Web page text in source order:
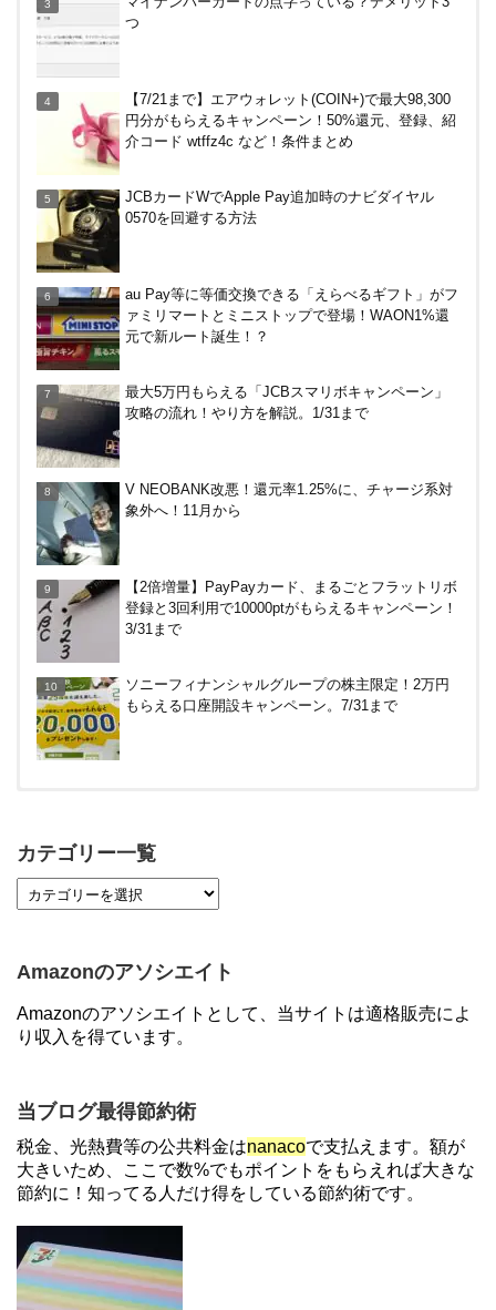
きを体験！使ってわかった便利さ
術を総ざらい
つ
で20％還元！
円分がもらえるキャンペーン！50%還元、登録、紹
介コード wtffz4c など！条件まとめ
～
つ
【7/21まで】エアウォレット(COIN+)で最大98,300
円分がもらえるキャンペーン！50%還元、登録、紹
介コード wtffz4c など！条件まとめ
JCBカードWでApple Pay追加時のナビダイヤル
0570を回避する方法
au Pay等に等価交換できる「えらべるギフト」がフ
ァミリマートとミニストップで登場！WAON1%還
元で新ルート誕生！？
最大5万円もらえる「JCBスマリボキャンペーン」
攻略の流れ！やり方を解説。1/31まで
V NEOBANK改悪！還元率1.25%に、チャージ系対
象外へ！11月から
【2倍増量】PayPayカード、まるごとフラットリボ
登録と3回利用で10000ptがもらえるキャンペーン！
3/31まで
ソニーフィナンシャルグループの株主限定！2万円
もらえる口座開設キャンペーン。7/31まで
【7/21まで】エアウォレット(COIN+)で最大98,300
ソニーフィナンシャルグループの株主限定！2万円
もらえる口座開設キャンペーン。7/31まで
【2倍増量】PayPayカード、まるごとフラットリボ
登録と3回利用で10000ptがもらえるキャンペーン！
3/31まで
【対象者限定】楽天ペイで決済すると最大300ポイ
ントキャンペーン！～6/1
【解決】マリオットボンヴォイにログインできな
カテゴリー一覧
Amazonのアソシエイト
Amazonのアソシエイトとして、当サイトは適格販売によ
り収入を得ています。
当ブログ最得節約術
税金、光熱費等の公共料金はnanacoで支払えます。額が
大きいため、ここで数%でもポイントをもらえれば大きな
節約に！知ってる人だけ得をしている節約術です。